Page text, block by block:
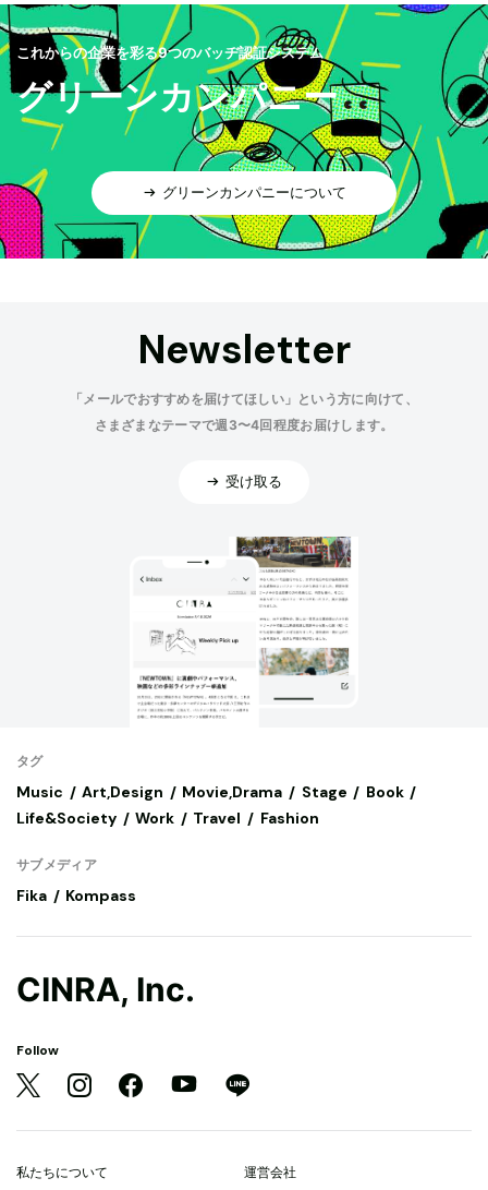
これからの企業を彩る9つのバッヂ認証システム
グリーンカンパニー
グリーンカンパニーについて
Newsletter
「メールでおすすめを届けてほしい」という方に向けて、
さまざまなテーマで週3〜4回程度お届けします。
受け取る
タグ
Music Art,Design Movie,Drama Stage
Book
Life&Society
Work Travel Fashion
サブメディア
Fika Kompass
CINRA, Inc.
Follow
私たちについて 運営会社